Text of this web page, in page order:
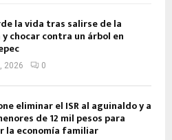
la vida tras salirse de la
chocar contra un árbol en
2026 0
eliminar el ISR al aguinaldo y a
de 12 mil pesos para
la economía familiar